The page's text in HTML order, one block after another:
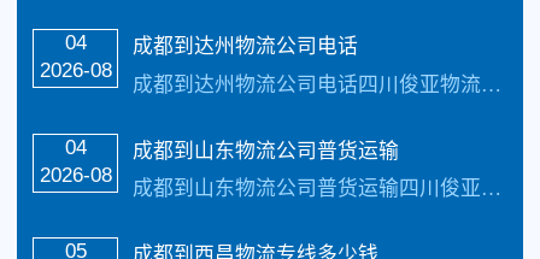
04
2026-08
成都到达州物流公司电话
成都到达州物流公司电话四川俊亚物流主要线路：成都到达州物流公司全境直达专线，天天发车24小时服务热线电话：（133-5002-3601）2-3天可以安全把货物送货到以下地址：宣汉县、开江县、大竹县、渠县、通川区、达川区、万源市致力于打造最优质的成都到达州物流公司专线服务。 成都到达州物流公司电话具体操作流程： ...…
04
2026-08
成都到山东物流公司普货运输
成都到山东物流公司普货运输四川俊亚物流主要线路：成都到山东物流公司全境直达专线，天天发车24小时服务热线电话：（133-5002-3601）2-3天可以安全把货…
05